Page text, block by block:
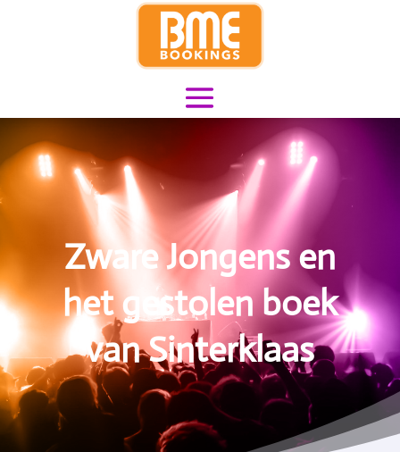
Zware Jongens en
het gestolen boek
van Sinterklaas